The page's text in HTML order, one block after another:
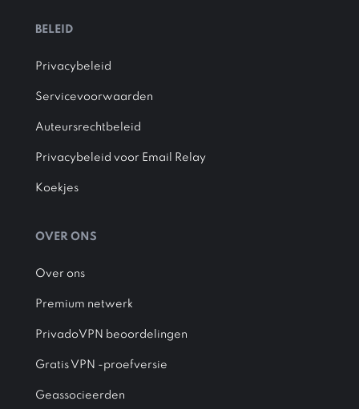
BELEID
Privacybeleid
Servicevoorwaarden
Auteursrechtbeleid
Privacybeleid voor Email Relay
Koekjes
OVER ONS
Over ons
Premium netwerk
PrivadoVPN beoordelingen
Gratis VPN -proefversie
Geassocieerden